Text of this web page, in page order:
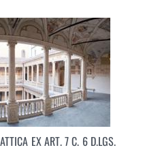
EX ART. 7 C. 6 D.LGS.